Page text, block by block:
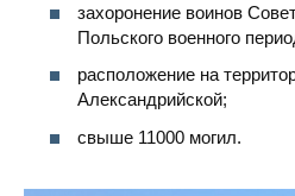
захоронение воинов
Польского военного
расположение на
Александрийской;
свыше 11000 могил.